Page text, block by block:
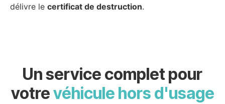
délivre le certificat de destruction.
Un service complet pour
votrevéhicule hors d'usage